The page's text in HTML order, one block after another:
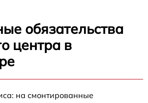
обязательства
центра в
на смонтированные